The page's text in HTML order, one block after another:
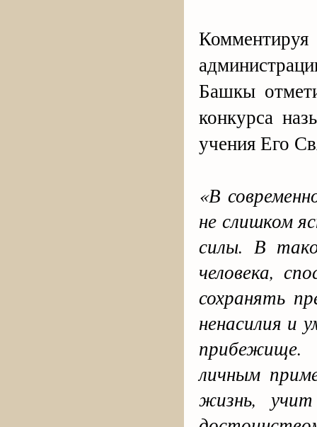
Башкы
конкурса
учения Его
«В
не слишком
силы. В
человека,
сохранять
ненасилия и
прибежище.
личным
жизнь,